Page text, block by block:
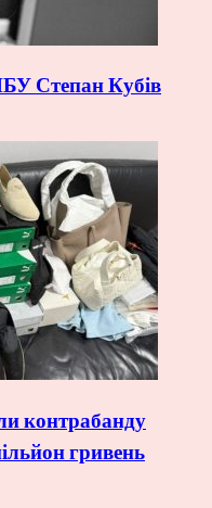
Степан Кубів
контрабанду
гривень